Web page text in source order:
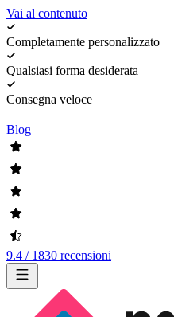
Vai al contenuto
Completamente personalizzato
Qualsiasi forma desiderata
Consegna veloce
Blog
9.4 / 1830 recensioni